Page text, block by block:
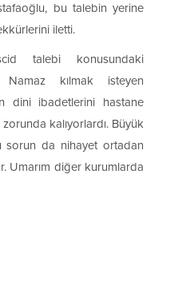
bu talebin yerine
iletti.
talebi konusundaki
Namaz kılmak isteyen
dini ibadetlerini hastane
kalıyorlardı. Büyük
sorun da nihayet ortadan
Umarım diğer kurumlarda